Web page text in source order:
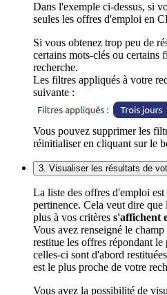
Dans l'exemple ci-dessus, si
seules les offres d'emploi en
Si vous obtenez trop peu de
certains mots-clés ou certains
recherche.
Les filtres appliqués à votre
suivante :
Vous pouvez supprimer les
réinitialiser en cliquant sur le
3. Visualiser les résultats de
La liste des offres d'emploi est
pertinence. Cela veut dire
plus à vos critères s'affichent
Vous avez renseigné le
restitue les offres répondant le
celles-ci sont d'abord
est le plus proche de votre
Vous avez la possibilité de